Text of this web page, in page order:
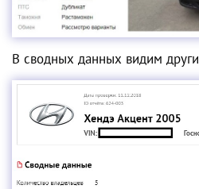
В сводных данных видим